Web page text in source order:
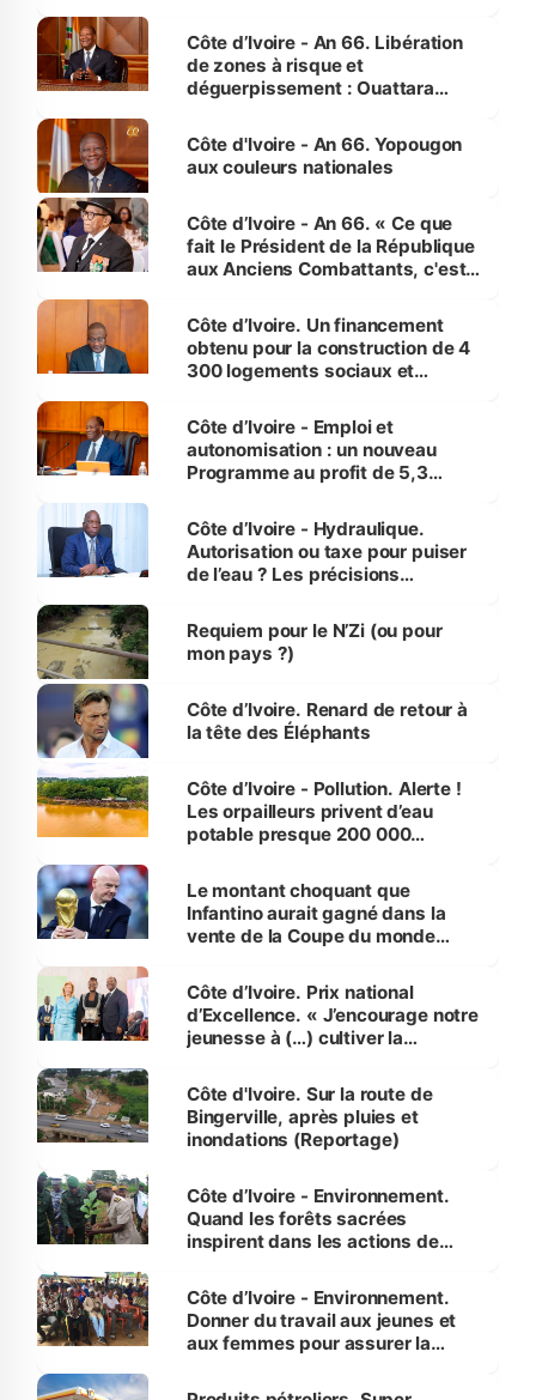
milieu des sinistrés
Côte d’Ivoire - An 66. Libération
de zones à risque et
déguerpissement : Ouattara
l'Etat de droit pour préserver les
vies humaines »
Côte d'Ivoire - An 66. Yopougon
aux couleurs nationales
Côte d’Ivoire - An 66. « Ce que
fait le Président de la République
aux Anciens Combattants, c'est
Côte d’Ivoire. Un financement
obtenu pour la construction de 4
300 logements sociaux et
et Yamoussoukro
Côte d’Ivoire - Emploi et
autonomisation : un nouveau
Programme au profit de 5,3
Côte d’Ivoire - Hydraulique.
Autorisation ou taxe pour puiser
de l’eau ? Les précisions
Requiem pour le N’Zi (ou pour
mon pays ?)
Côte d’Ivoire. Renard de retour à
la tête des Éléphants
Côte d’Ivoire - Pollution. Alerte !
Les orpailleurs privent d’eau
potable presque 200 000
Le montant choquant que
Infantino aurait gagné dans la
vente de la Coupe du monde
Côte d’Ivoire. Prix national
d’Excellence. « J’encourage notre
jeunesse à (…) cultiver la
(Alassane Ouattara
Côte d'Ivoire. Sur la route de
Bingerville, après pluies et
inondations (Reportage)
Côte d’Ivoire - Environnement.
Quand les forêts sacrées
inspirent dans les actions de
Côte d’Ivoire - Environnement.
Donner du travail aux jeunes et
aux femmes pour assurer la
menacées